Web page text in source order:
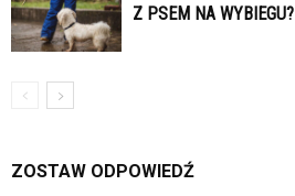
Z PSEM NA WYBIEGU?
ZOSTAW ODPOWIEDŹ